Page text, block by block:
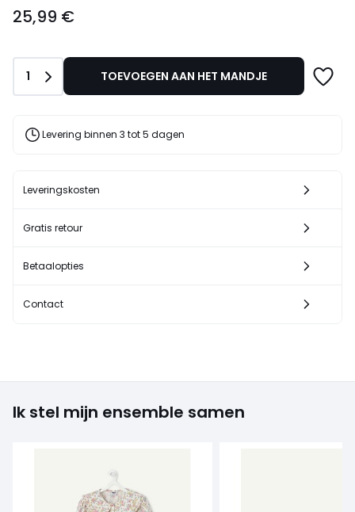
€.
25,99 €
Aantal
1 TOEVOEGEN AAN HET MANDJE
Levering binnen 3 tot 5 dagen
Leveringskosten
Gratis retour
Betaalopties
Contact
Ik stel mijn ensemble samen